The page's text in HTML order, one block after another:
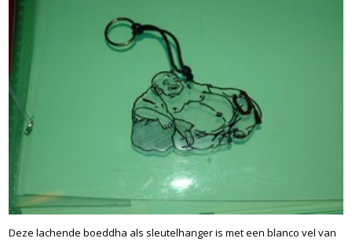
Deze lachende boeddha als sleutelhanger is met een blanco vel van